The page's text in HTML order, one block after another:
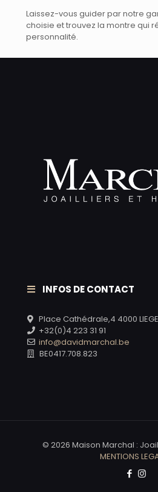
Laissez-vous guider par notre
choisie et trouvez la montre qui
personnalité.
INFOS DE CONTACT
Place Cathédrale,4 4000 LIEGE
+32(0)4 223 31 91
info@davidmarchal.be
BE0417.708.823
© 2026 Maison Marchal :
MENTIONS